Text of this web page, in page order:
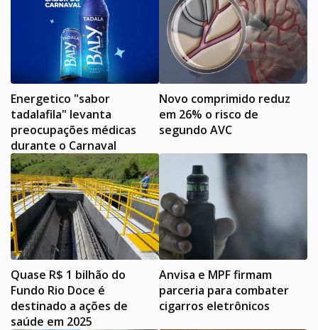
Energetico "sabor
tadalafila" levanta
preocupações médicas
durante o Carnaval
Novo comprimido reduz
em 26% o risco de
segundo AVC
Quase R$ 1 bilhão do
Fundo Rio Doce é
destinado a ações de
saúde em 2025
Anvisa e MPF firmam
parceria para combater
cigarros eletrônicos